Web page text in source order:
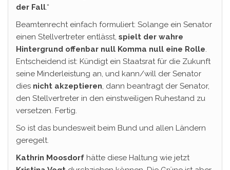
der Fall.“
Beamtenrecht einfach formuliert: Solange ein Senator
einen Stellvertreter entlässt, spielt der wahre
Hintergrund offenbar null Komma null eine Rolle.
Entscheidend ist: Kündigt ein Staatsrat für die Zukunft
seine Minderleistung an, und kann/will der Senator
dies nicht akzeptieren, dann beantragt der Senator,
den Stellvertreter in den einstweiligen Ruhestand zu
versetzen. Fertig.
So ist das bundesweit beim Bund und allen Ländern
geregelt.
Kathrin Moosdorf hätte diese Haltung wie jetzt